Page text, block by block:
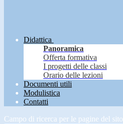
Didattica
Panoramica
Offerta formativa
I progetti delle classi
Orario delle lezioni
Documenti utili
Modulistica
Contatti
Campo di ricerca per le pagine del sito